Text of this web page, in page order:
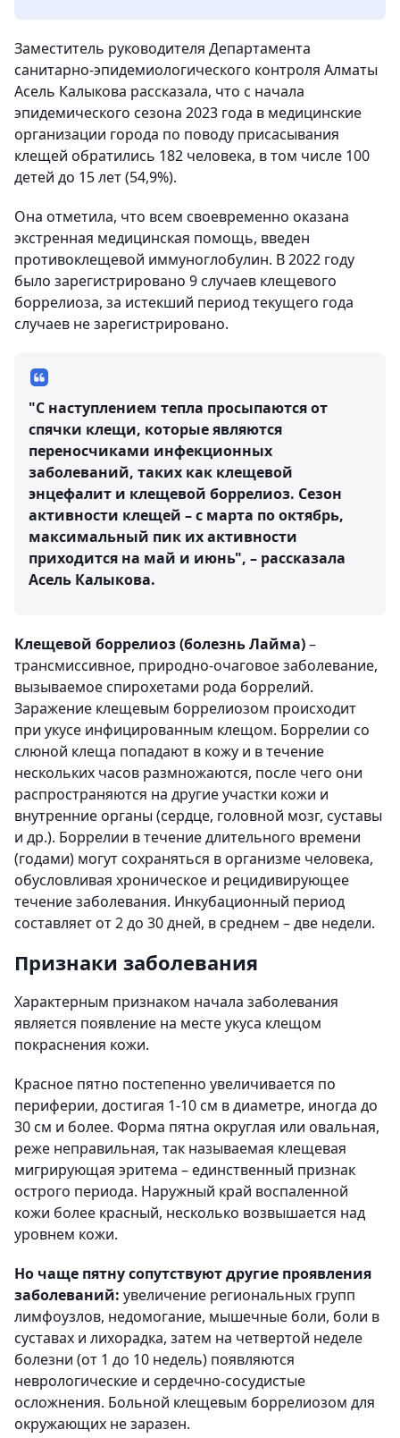
Заместитель руководителя Департамента
санитарно-эпидемиологического контроля Алматы
Асель Калыкова рассказала, что с начала
эпидемического сезона 2023 года в медицинские
организации города по поводу присасывания
клещей обратились 182 человека, в том числе 100
детей до 15 лет (54,9%).
Она отметила, что всем своевременно оказана
экстренная медицинская помощь, введен
противоклещевой иммуноглобулин. В 2022 году
было зарегистрировано 9 случаев клещевого
боррелиоза, за истекший период текущего года
случаев не зарегистрировано.
"С наступлением тепла просыпаются от
спячки клещи, которые являются
переносчиками инфекционных
заболеваний, таких как клещевой
энцефалит и клещевой боррелиоз. Сезон
активности клещей – с марта по октябрь,
максимальный пик их активности
приходится на май и июнь", – рассказала
Асель Калыкова.
Клещевой боррелиоз (болезнь Лайма)–
трансмиссивное, природно-очаговое заболевание,
вызываемое спирохетами рода боррелий.
Заражение клещевым боррелиозом происходит
при укусе инфицированным клещом. Боррелии со
слюной клеща попадают в кожу и в течение
нескольких часов размножаются, после чего они
распространяются на другие участки кожи и
внутренние органы (сердце, головной мозг, суставы
и др.). Боррелии в течение длительного времени
(годами) могут сохраняться в организме человека,
обусловливая хроническое и рецидивирующее
течение заболевания. Инкубационный период
составляет от 2 до 30 дней, в среднем – две недели.
Признаки заболевания
Характерным признаком начала заболевания
является появление на месте укуса клещом
покраснения кожи.
Красное пятно постепенно увеличивается по
периферии, достигая 1-10 см в диаметре, иногда до
30 см и более. Форма пятна округлая или овальная,
реже неправильная, так называемая клещевая
мигрирующая эритема – единственный признак
острого периода. Наружный край воспаленной
кожи более красный, несколько возвышается над
уровнем кожи.
Но чаще пятну сопутствуют другие проявления
заболеваний: увеличение региональных групп
лимфоузлов, недомогание, мышечные боли, боли в
суставах и лихорадка, затем на четвертой неделе
болезни (от 1 до 10 недель) появляются
неврологические и сердечно-сосудистые
осложнения. Больной клещевым боррелиозом для
окружающих не заразен.